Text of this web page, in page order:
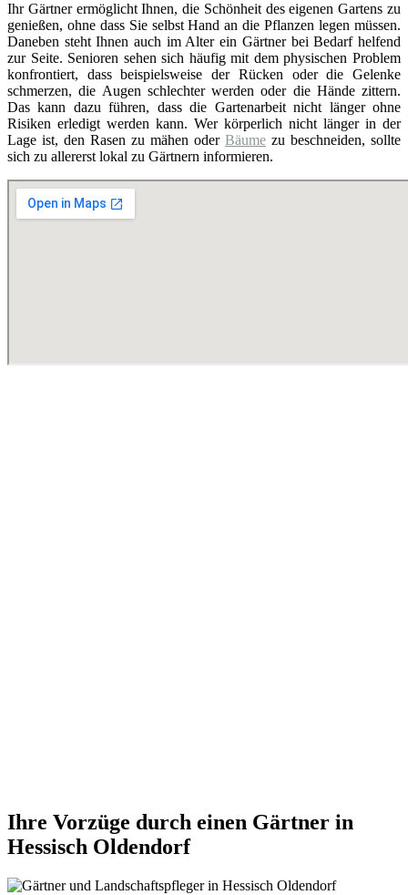
Ihr Gärtner ermöglicht Ihnen, die Schönheit des eigenen Gartens zu
genießen, ohne dass Sie selbst Hand an die Pflanzen legen müssen.
Daneben steht Ihnen auch im Alter ein Gärtner bei Bedarf helfend
zur Seite. Senioren sehen sich häufig mit dem physischen Problem
konfrontiert, dass beispielsweise der Rücken oder die Gelenke
schmerzen, die Augen schlechter werden oder die Hände zittern.
Das kann dazu führen, dass die Gartenarbeit nicht länger ohne
Risiken erledigt werden kann. Wer körperlich nicht länger in der
Lage ist, den Rasen zu mähen oder Bäume zu beschneiden, sollte
sich zu allererst lokal zu Gärtnern informieren.
Ihre Vorzüge durch einen Gärtner in
Hessisch Oldendorf